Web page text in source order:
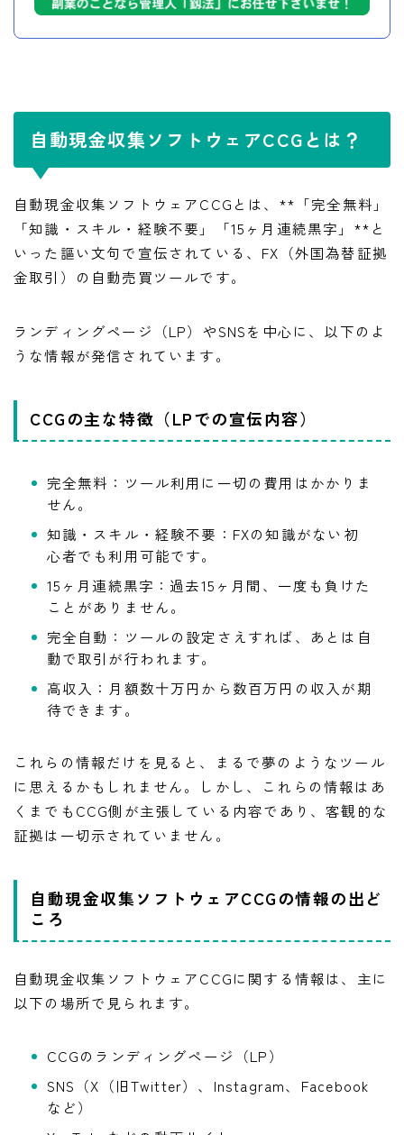
自動現金収集ソフトウェアCCGとは？
自動現金収集ソフトウェアCCGとは、**「完全無料」
「知識・スキル・経験不要」「15ヶ月連続黒字」**と
いった謳い文句で宣伝されている、FX（外国為替証拠
金取引）の自動売買ツールです。
ランディングページ（LP）やSNSを中心に、以下のよ
うな情報が発信されています。
CCGの主な特徴（LPでの宣伝内容）
完全無料：ツール利用に一切の費用はかかりま
せん。
知識・スキル・経験不要：FXの知識がない初
心者でも利用可能です。
15ヶ月連続黒字：過去15ヶ月間、一度も負けた
ことがありません。
完全自動：ツールの設定さえすれば、あとは自
動で取引が行われます。
高収入：月額数十万円から数百万円の収入が期
待できます。
これらの情報だけを見ると、まるで夢のようなツール
に思えるかもしれません。しかし、これらの情報はあ
くまでもCCG側が主張している内容であり、客観的な
証拠は一切示されていません。
自動現金収集ソフトウェアCCGの情報の出ど
ころ
自動現金収集ソフトウェアCCGに関する情報は、主に
以下の場所で見られます。
CCGのランディングページ（LP）
SNS（X（旧Twitter）、Instagram、Facebook
など）